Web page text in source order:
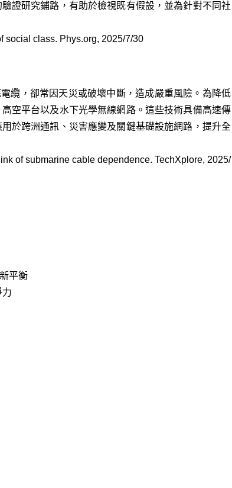
證研究鋪路，有助於檢視既有假設，並為針對不同社
social class. Phys.org, 2025/7/30
纜，卻常因天災或破壞中斷，造成嚴重風險。為降低
空平台以及水下光學無線網路。這些技術具備高速傳
於跨洲通訊、災害應變及關鍵基礎設施網路，提升全
of submarine cable dependence. TechXplore, 2025/
平衡
力